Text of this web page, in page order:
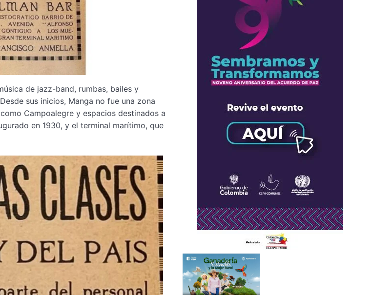
de jazz-band, rumbas, bailes y
sus inicios, Manga no fue una zona
Campoalegre y espacios destinados a
en 1930, y el terminal marítimo, que